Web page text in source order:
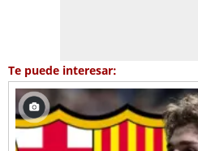
Te puede interesar: